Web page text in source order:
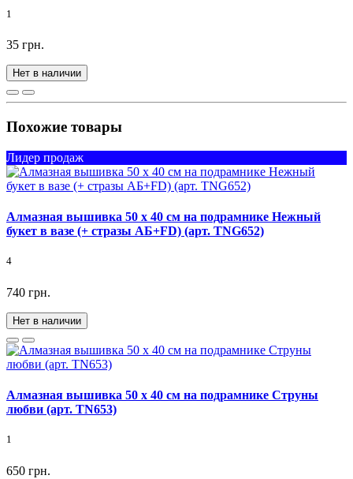
1
35 грн.
Нет в наличии
Похожие товары
Лидер продаж
Алмазная вышивка 50 х 40 см на подрамнике Нежный
букет в вазе (+ стразы АБ+FD) (арт. TNG652)
4
740 грн.
Нет в наличии
Алмазная вышивка 50 х 40 см на подрамнике Струны
любви (арт. TN653)
1
650 грн.